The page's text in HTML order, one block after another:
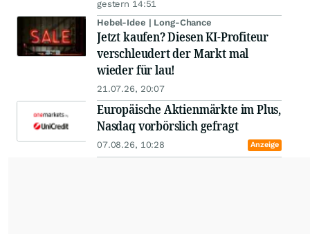
gestern 14:51
Hebel-Idee | Long-Chance
Jetzt kaufen? Diesen KI-Profiteur
verschleudert der Markt mal
wieder für lau!
21.07.26, 20:07
Europäische Aktienmärkte im Plus,
Nasdaq vorbörslich gefragt
07.08.26, 10:28 Anzeige